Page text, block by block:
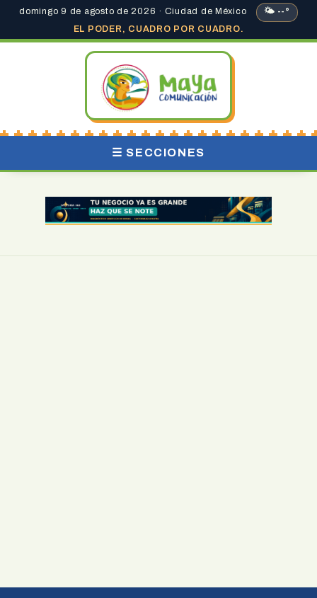
domingo 9 de agosto de 2026 · Ciudad de México
🌤 --°
EL PODER, CUADRO POR CUADRO.
☰ SECCIONES